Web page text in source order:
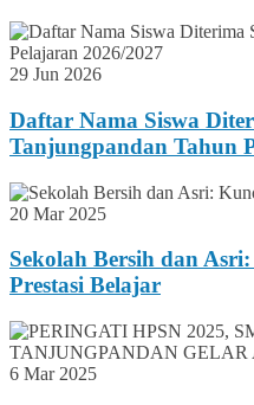
29 Jun 2026
Daftar Nama Siswa
Tanjungpandan Tahun
20 Mar 2025
Sekolah Bersih dan
Prestasi Belajar
6 Mar 2025